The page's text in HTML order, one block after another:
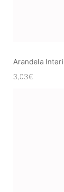
Arandela
3,03€